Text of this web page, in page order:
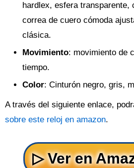
hardlex, esfera transparente,
correa de cuero cómoda
clásica.
Movimiento: movimiento de
tiempo.
Color: Cinturón negro, gris,
A través del siguiente enlace,
sobre este reloj en amazon.